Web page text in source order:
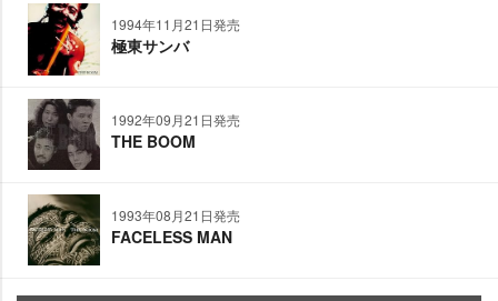
1994年11月21日発売
極東サンバ
1992年09月21日発売
THE BOOM
1993年08月21日発売
FACELESS MAN